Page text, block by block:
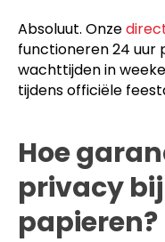
Absoluut. Onze
functioneren 24 uur
wachttijden in
tijdens officiële
Hoe
privacy
papieren?